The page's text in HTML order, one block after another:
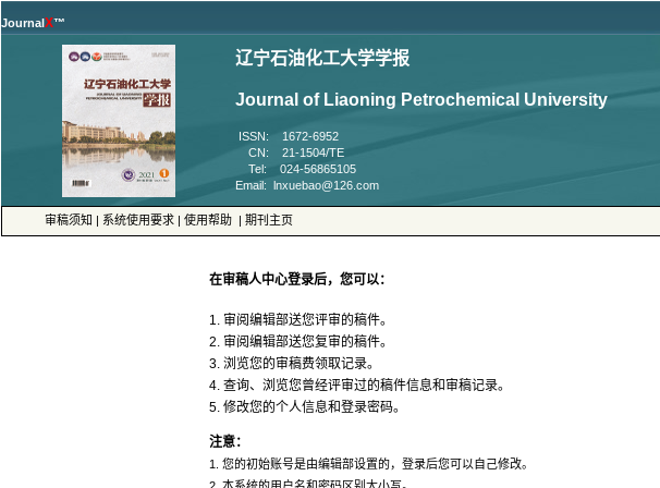
™
ISSN: 1672-6952
CN: 21-1504/TE
Tel: 024-56865105
| | |
5. 修改您的个人信息和登录密码。